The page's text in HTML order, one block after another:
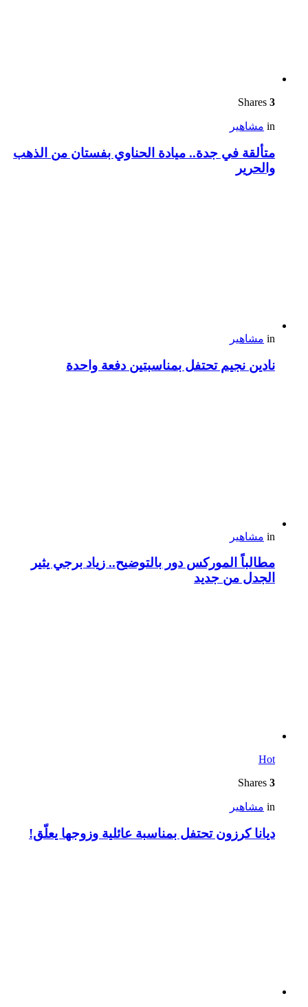
3
in مشاهير
متألقة في جدة.. ميادة الحناوي بفستان من الذهب
والحرير
in مشاهير
نادين نجيم تحتفل بمناسبتين دفعة واحدة
in مشاهير
مطالباً الموركس دور بالتوضيح.. زياد برجي يثير
الجدل من جديد
Hot
3
in مشاهير
ديانا كرزون تحتفل بمناسبة عائلية وزوجها يعلّق!